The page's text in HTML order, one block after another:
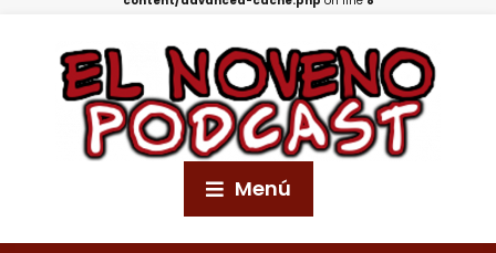
Menú